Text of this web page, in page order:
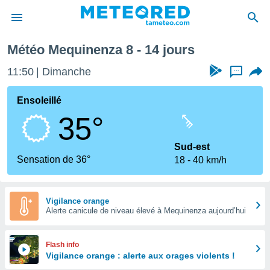
de
Météo Mequinenza 8 - 14 jours
11:50 Dimanche ...
Ensoleillé
35°
Sensation de 36°
Sud-est
18
40 km/h
Vigilance orange
Alerte canicule de niveau élevé à Mequinenza aujourd’hui
Flash info
Vigilance orange : alerte aux orages violents !